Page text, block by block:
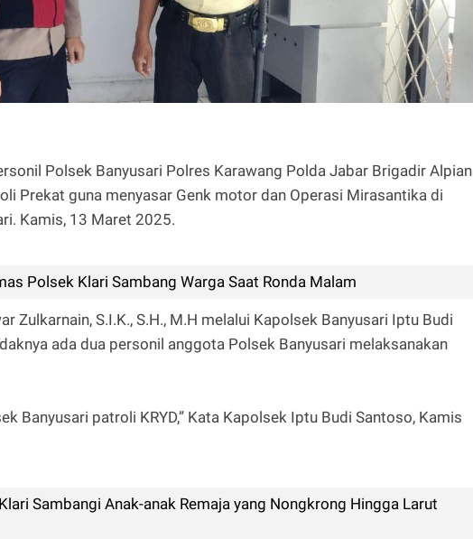
Polsek Banyusari Polres Karawang Polda Jabar Brigadir Alpian
Prekat guna menyasar Genk motor dan Operasi Mirasantika di
Kamis, 13 Maret 2025.
Polsek Klari Sambang Warga Saat Ronda Malam
Zulkarnain, S.I.K., S.H., M.H melalui Kapolsek Banyusari Iptu Budi
ada dua personil anggota Polsek Banyusari melaksanakan
Banyusari patroli KRYD,” Kata Kapolsek Iptu Budi Santoso, Kamis
Sambangi Anak-anak Remaja yang Nongkrong Hingga Larut